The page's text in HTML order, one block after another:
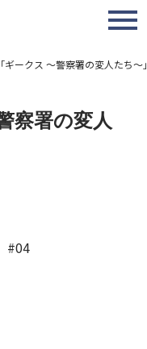
MENU
ギークス 〜警察署の変人たち〜
察署の変人
#04